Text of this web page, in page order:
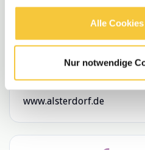
Alle
Nur notwendige
Mobil: 0162 130 43 39
alsterdorf assistenz ost
Kennziffer: 2280
www.alsterdorf.de